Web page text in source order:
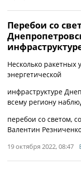
Перебои со
Несколько ракетных
энергетической
инфраструктуре
всему региону
перебои со светом,
Валентин
19 октября 2022, 08:47